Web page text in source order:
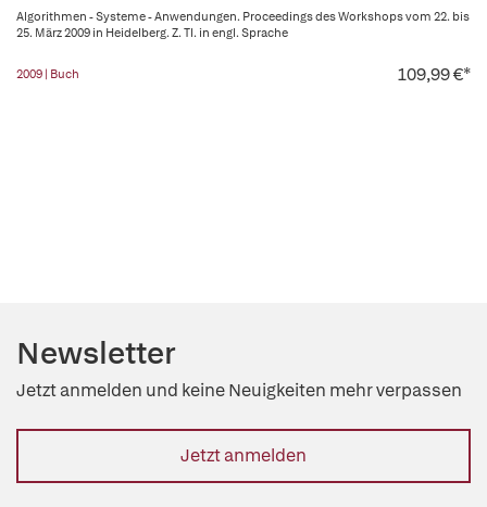
Algorithmen - Systeme - Anwendungen. Proceedings des Workshops vom 22. bis
25. März 2009 in Heidelberg. Z. Tl. in engl. Sprache
2009 | Buch 109,99 €*
Newsletter
Jetzt anmelden und keine Neuigkeiten mehr verpassen
Jetzt anmelden